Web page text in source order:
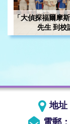
「大偵探福爾摩
先生 到校
地址
電郵：